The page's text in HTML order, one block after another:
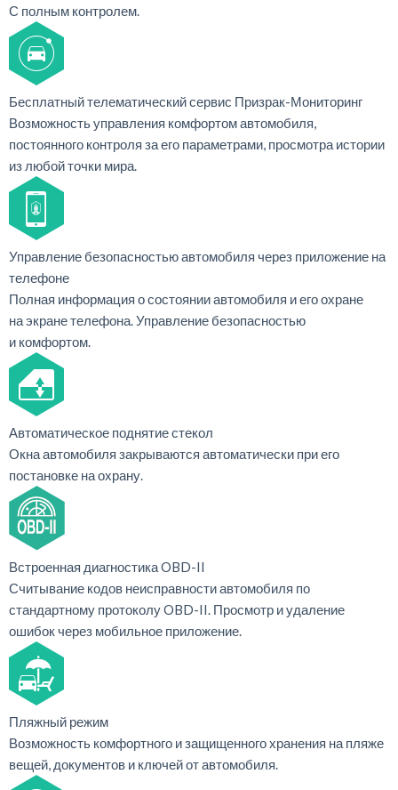
С полным контролем.
Бесплатный телематический сервис Призрак-Мониторинг
Возможность управления комфортом автомобиля,
постоянного контроля за его параметрами, просмотра истории
из любой точки мира.
Управление безопасностью автомобиля через приложение на
телефоне
Полная информация о состоянии автомобиля и его охране
на экране телефона. Управление безопасностью
и комфортом.
Автоматическое поднятие стекол
Окна автомобиля закрываются автоматически при его
постановке на охрану.
Встроенная диагностика OBD-II
Считывание кодов неисправности автомобиля по
стандартному протоколу OBD-II. Просмотр и удаление
ошибок через мобильное приложение.
Пляжный режим
Возможность комфортного и защищенного хранения на пляже
вещей, документов и ключей от автомобиля.